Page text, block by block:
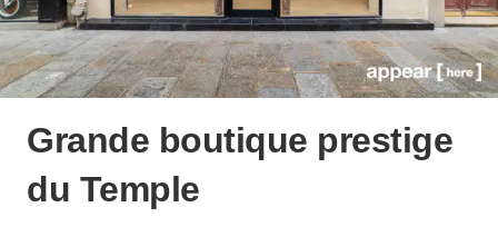
Grande boutique prestige
du Temple